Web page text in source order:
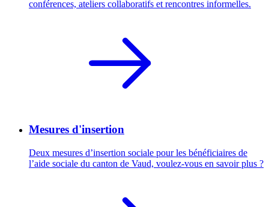
conférences, ateliers collaboratifs et rencontres informelles.
Mesures d'insertion
Deux mesures d’insertion sociale pour les bénéficiaires de
l’aide sociale du canton de Vaud, voulez-vous en savoir plus ?